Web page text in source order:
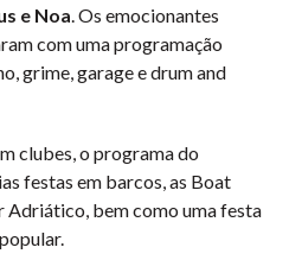
e Noa. Os emocionantes
com uma programação
grime, garage e drum and
clubes, o programa do
festas em barcos, as Boat
Adriático, bem como uma festa